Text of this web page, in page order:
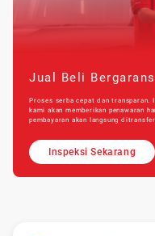
Jual Beli
Proses serba cepat dan
kami akan memberikan penawaran
pembayaran akan langsung
Inspeksi Sekarang